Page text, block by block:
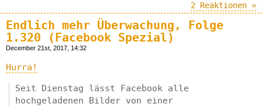
2 Reaktionen »
Endlich mehr Überwachung, Folge
1.320 (Facebook Spezial)
December 21st, 2017, 14:32
Hurra!
Seit Dienstag lässt Facebook alle
hochgeladenen Bilder von einer